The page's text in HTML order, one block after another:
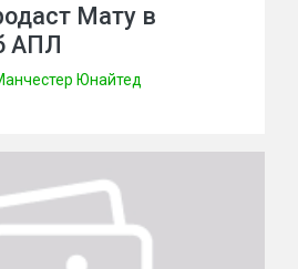
Мату в
АПЛ
Юнайтед